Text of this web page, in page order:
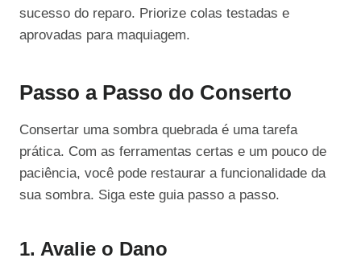
sucesso do reparo. Priorize colas testadas e
aprovadas para maquiagem.
Passo a Passo do Conserto
Consertar uma sombra quebrada é uma tarefa
prática. Com as ferramentas certas e um pouco de
paciência, você pode restaurar a funcionalidade da
sua sombra. Siga este guia passo a passo.
1. Avalie o Dano